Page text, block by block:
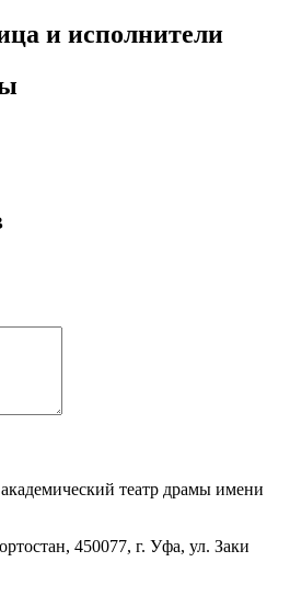
и исполнители
театр драмы имени
450077, г. Уфа, ул. Заки